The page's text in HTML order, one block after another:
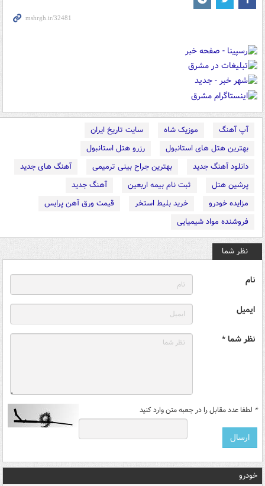
آپ آهنگ موزیک شاه
سایت تاریخ ایران
بهترین هتل های استانبول
رزرو هتل استانبول
دانلود آهنگ جدید
بهترین جراح بینی ترمیمی
آهنگ های جدید
پرشین هتل
ثبت نام بیمه اربعین
آهنگ جدید
مزایده خودرو
خرید بلیط استخر
قیمت ورق آهن پرایس
فروشنده مواد شیمیایی
نظر شما
نام
ایمیل
نظر شما *
* لطفا عدد مقابل را در جعبه متن وارد کنید
خودرو